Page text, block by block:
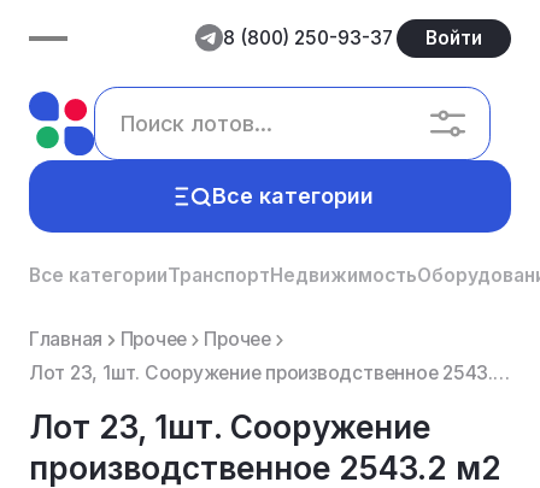
8 (800) 250-93-37 Войти
Все категории
Все категорииТранспортНедвижимость
Главная Прочее
Прочее
Лот 23, 1шт. Сооружение производственное 2543.2 м2
Лот 23, 1шт. Сооружение
производственное 2543.2 м2